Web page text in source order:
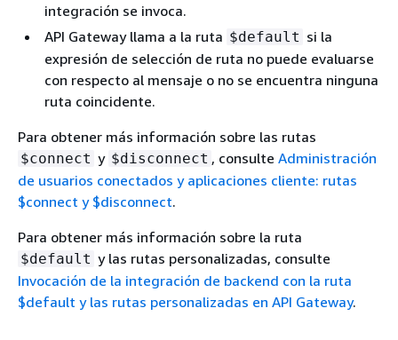
integración se invoca.
API Gateway llama a la ruta $default si la
expresión de selección de ruta no puede evaluarse
con respecto al mensaje o no se encuentra ninguna
ruta coincidente.
Para obtener más información sobre las rutas
$connect y $disconnect , consulte Administración
de usuarios conectados y aplicaciones cliente: rutas
$connect y $disconnect.
Para obtener más información sobre la ruta
$default y las rutas personalizadas, consulte
Invocación de la integración de backend con la ruta
$default y las rutas personalizadas en API Gateway.